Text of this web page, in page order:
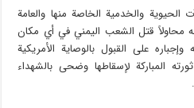
الحيوية والخدمية الخاصة منها والعامة
محاولاً قتل الشعب اليمني في أي مكان
على القبول بالوصاية الأمريكية
المباركة لإسقاطها وضحى بالشهداء